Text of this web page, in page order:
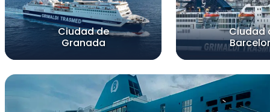
Ciudad de
Granada
Ciudad